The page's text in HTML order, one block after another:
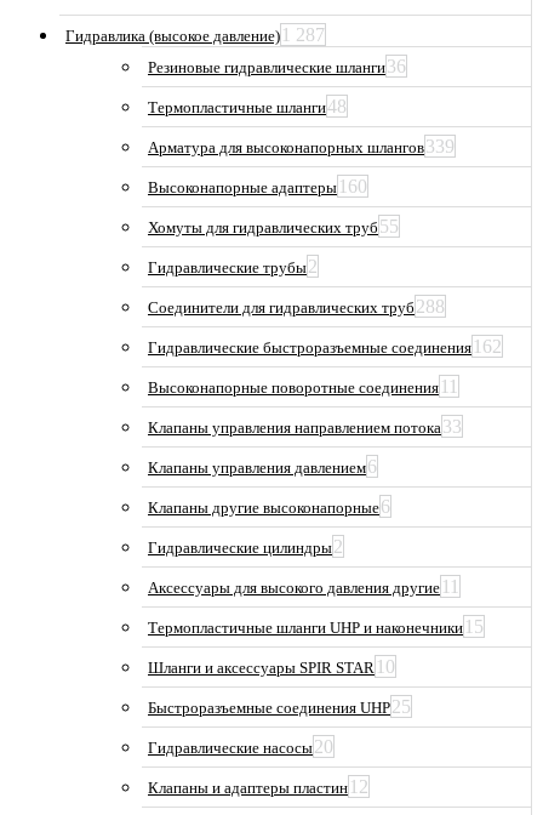
Гидравлика (высокое давление) 1 287
Резиновые гидравлические шланги36
Термопластичные шланги48
Арматура для высоконапорных шлангов339
Высоконапорные адаптеры 160
Хомуты для гидравлических труб 55
Гидравлические трубы2
Соединители для гидравлических труб 288
Гидравлические быстроразъемные соединения 162
Высоконапорные поворотные соединения 11
Клапаны управления направлением потока33
Клапаны управления давлением6
Клапаны другие высоконапорные6
Гидравлические цилиндры2
Аксессуары для высокого давления другие 11
Термопластичные шланги UHP и наконечники 15
Шланги и аксессуары SPIR STAR 10
Быстроразъемные соединения UHP25
Гидравлические насосы20
Клапаны и адаптеры пластин 12